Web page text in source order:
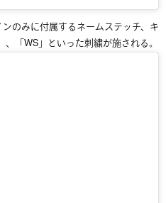
のみに付属するネームステッチ、キ
、「WS」といった刺繍が施される。